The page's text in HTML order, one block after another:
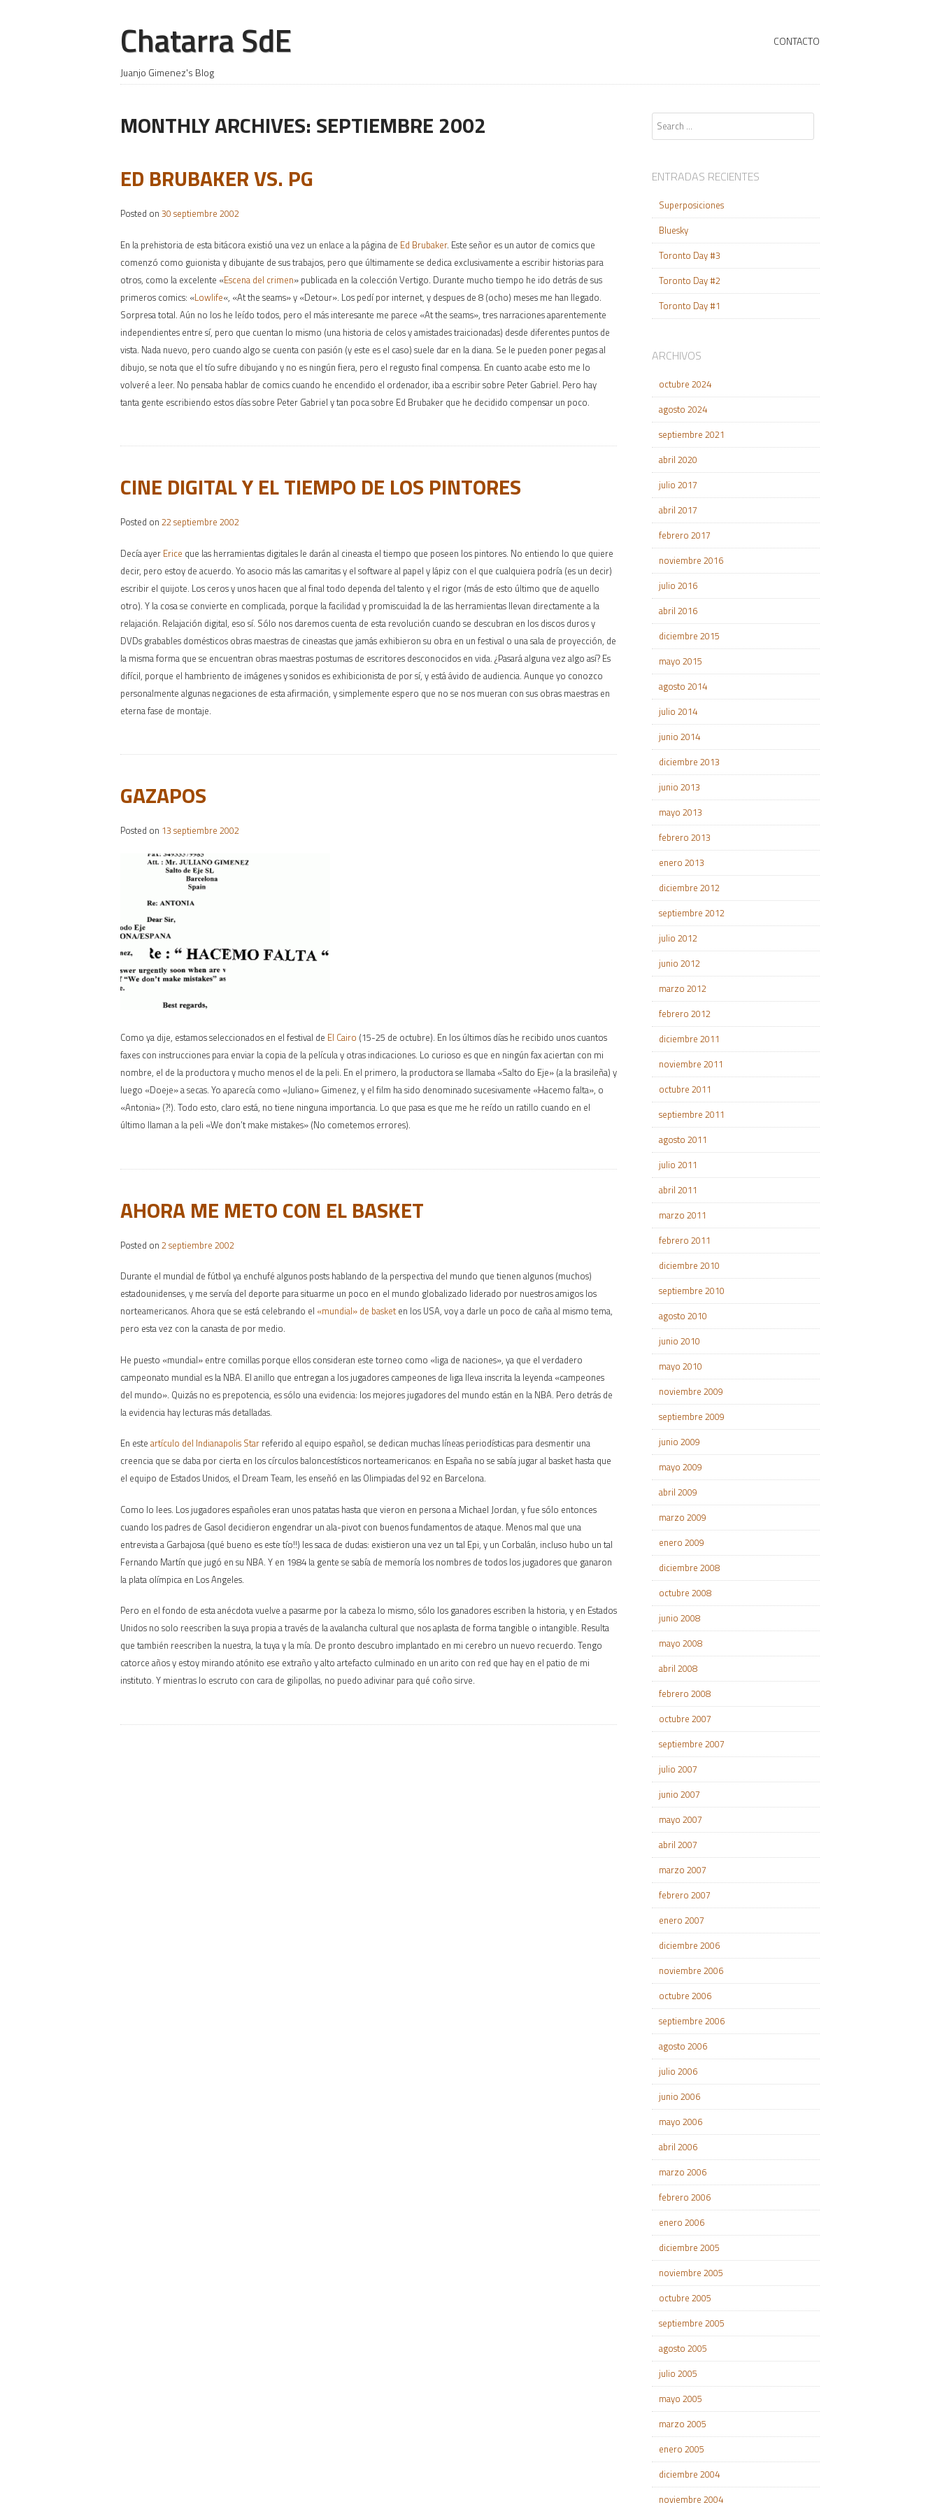
Chatarra SdE
Juanjo Gimenez's Blog
+
SKIP TO CONTENT
CONTACTO
MONTHLY ARCHIVES: SEPTIEMBRE 2002
ED BRUBAKER VS. PG
Posted on 30 septiembre 2002
En la prehistoria de esta bitácora existió una vez un enlace a la página de Ed Brubaker. Este señor es un autor de comics que
comenzó como guionista y dibujante de sus trabajos, pero que últimamente se dedica exclusivamente a escribir historias para
otros, como la excelente «Escena del crimen» publicada en la colección Vertigo. Durante mucho tiempo he ido detrás de sus
primeros comics: «Lowlife«, «At the seams» y «Detour». Los pedí por internet, y despues de 8 (ocho) meses me han llegado.
Sorpresa total. Aún no los he leído todos, pero el más interesante me parece «At the seams», tres narraciones aparentemente
independientes entre sí, pero que cuentan lo mismo (una historia de celos y amistades traicionadas) desde diferentes puntos de
vista. Nada nuevo, pero cuando algo se cuenta con pasión (y este es el caso) suele dar en la diana. Se le pueden poner pegas al
dibujo, se nota que el tío sufre dibujando y no es ningún fiera, pero el regusto final compensa. En cuanto acabe esto me lo
volveré a leer. No pensaba hablar de comics cuando he encendido el ordenador, iba a escribir sobre Peter Gabriel. Pero hay
tanta gente escribiendo estos días sobre Peter Gabriel y tan poca sobre Ed Brubaker que he decidido compensar un poco.
CINE DIGITAL Y EL TIEMPO DE LOS PINTORES
Posted on 22 septiembre 2002
Decía ayer Erice que las herramientas digitales le darán al cineasta el tiempo que poseen los pintores. No entiendo lo que quiere
decir, pero estoy de acuerdo. Yo asocio más las camaritas y el software al papel y lápiz con el que cualquiera podría (es un decir)
escribir el quijote. Los ceros y unos hacen que al final todo dependa del talento y el rigor (más de esto último que de aquello
otro). Y la cosa se convierte en complicada, porque la facilidad y promiscuidad la de las herramientas llevan directamente a la
relajación. Relajación digital, eso sí. Sólo nos daremos cuenta de esta revolución cuando se descubran en los discos duros y
DVDs grabables domésticos obras maestras de cineastas que jamás exhibieron su obra en un festival o una sala de proyección, de
la misma forma que se encuentran obras maestras postumas de escritores desconocidos en vida. ¿Pasará alguna vez algo así? Es
difícil, porque el hambriento de imágenes y sonidos es exhibicionista de por sí, y está ávido de audiencia. Aunque yo conozco
personalmente algunas negaciones de esta afirmación, y simplemente espero que no se nos mueran con sus obras maestras en
eterna fase de montaje.
GAZAPOS
Posted on 13 septiembre 2002
Como ya dije, estamos seleccionados en el festival de El Cairo (15-25 de octubre). En los últimos días he recibido unos cuantos
faxes con instrucciones para enviar la copia de la película y otras indicaciones. Lo curioso es que en ningún fax aciertan con mi
nombre, el de la productora y mucho menos el de la peli. En el primero, la productora se llamaba «Salto do Eje» (a la brasileña) y
luego «Doeje» a secas. Yo aparecía como «Juliano» Gimenez, y el film ha sido denominado sucesivamente «Hacemo falta», o
«Antonia» (?!). Todo esto, claro está, no tiene ninguna importancia. Lo que pasa es que me he reído un ratillo cuando en el
último llaman a la peli «We don’t make mistakes» (No cometemos errores).
AHORA ME METO CON EL BASKET
Posted on 2 septiembre 2002
Durante el mundial de fútbol ya enchufé algunos posts hablando de la perspectiva del mundo que tienen algunos (muchos)
estadounidenses, y me servía del deporte para situarme un poco en el mundo globalizado liderado por nuestros amigos los
norteamericanos. Ahora que se está celebrando el «mundial» de basketen los USA, voy a darle un poco de caña al mismo tema,
pero esta vez con la canasta de por medio.
He puesto «mundial» entre comillas porque ellos consideran este torneo como «liga de naciones», ya que el verdadero
campeonato mundial es la NBA. El anillo que entregan a los jugadores campeones de liga lleva inscrita la leyenda «campeones
del mundo». Quizás no es prepotencia, es sólo una evidencia: los mejores jugadores del mundo están en la NBA. Pero detrás de
la evidencia hay lecturas más detalladas.
En este artículo del Indianapolis Star referido al equipo español, se dedican muchas líneas periodísticas para desmentir una
creencia que se daba por cierta en los círculos baloncestísticos norteamericanos: en España no se sabía jugar al basket hasta que
el equipo de Estados Unidos, el Dream Team, les enseñó en las Olimpiadas del 92 en Barcelona.
Como lo lees. Los jugadores españoles eran unos patatas hasta que vieron en persona a Michael Jordan, y fue sólo entonces
cuando los padres de Gasol decidieron engendrar un ala-pivot con buenos fundamentos de ataque. Menos mal que una
entrevista a Garbajosa (qué bueno es este tío!!) les saca de dudas: existieron una vez un tal Epi, y un Corbalán, incluso hubo un tal
Fernando Martín que jugó en su NBA. Y en 1984 la gente se sabía de memoría los nombres de todos los jugadores que ganaron
la plata olímpica en Los Angeles.
Pero en el fondo de esta anécdota vuelve a pasarme por la cabeza lo mismo, sólo los ganadores escriben la historia, y en Estados
Unidos no solo reescriben la suya propia a través de la avalancha cultural que nos aplasta de forma tangible o intangible. Resulta
que también reescriben la nuestra, la tuya y la mía. De pronto descubro implantado en mi cerebro un nuevo recuerdo. Tengo
catorce años y estoy mirando atónito ese extraño y alto artefacto culminado en un arito con red que hay en el patio de mi
instituto. Y mientras lo escruto con cara de gilipollas, no puedo adivinar para qué coño sirve.
Search
ENTRADAS RECIENTES
Superposiciones
Bluesky
Toronto Day #3
Toronto Day #2
Toronto Day #1
ARCHIVOS
octubre 2024
agosto 2024
septiembre 2021
abril 2020
julio 2017
abril 2017
febrero 2017
noviembre 2016
julio 2016
abril 2016
diciembre 2015
mayo 2015
agosto 2014
julio 2014
junio 2014
diciembre 2013
junio 2013
mayo 2013
febrero 2013
enero 2013
diciembre 2012
septiembre 2012
julio 2012
junio 2012
marzo 2012
febrero 2012
diciembre 2011
noviembre 2011
octubre 2011
septiembre 2011
agosto 2011
julio 2011
abril 2011
marzo 2011
febrero 2011
diciembre 2010
septiembre 2010
agosto 2010
junio 2010
mayo 2010
noviembre 2009
septiembre 2009
junio 2009
mayo 2009
abril 2009
marzo 2009
enero 2009
diciembre 2008
octubre 2008
junio 2008
mayo 2008
abril 2008
febrero 2008
octubre 2007
septiembre 2007
julio 2007
junio 2007
mayo 2007
abril 2007
marzo 2007
febrero 2007
enero 2007
diciembre 2006
noviembre 2006
octubre 2006
septiembre 2006
agosto 2006
julio 2006
junio 2006
mayo 2006
abril 2006
marzo 2006
febrero 2006
enero 2006
diciembre 2005
noviembre 2005
octubre 2005
septiembre 2005
agosto 2005
julio 2005
mayo 2005
marzo 2005
enero 2005
diciembre 2004
noviembre 2004